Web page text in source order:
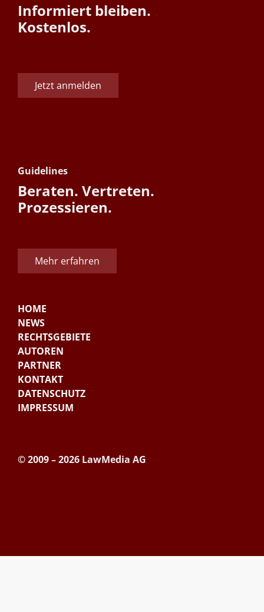
Informiert bleiben.
Kostenlos.
Jetzt anmelden
Guidelines
Beraten. Vertreten.
Prozessieren.
Mehr erfahren
HOME
NEWS
RECHTSGEBIETE
AUTOREN
PARTNER
KONTAKT
DATENSCHUTZ
IMPRESSUM
© 2009 – 2026 LawMedia AG